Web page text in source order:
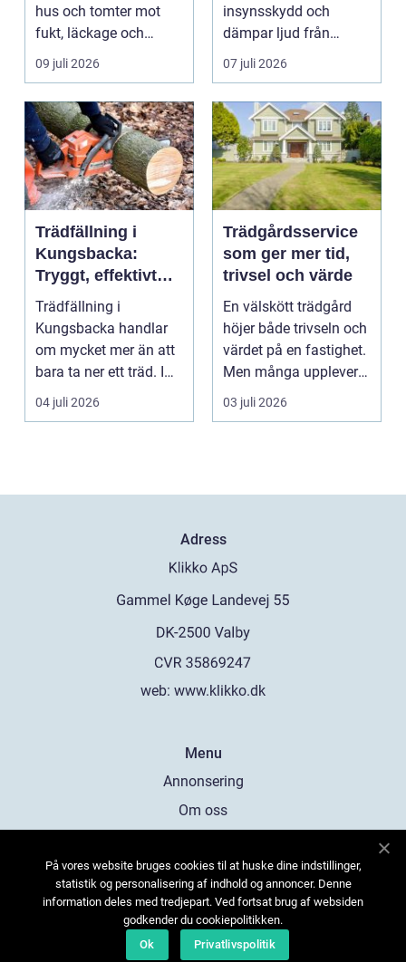
hus och tomter mot
fukt, läckage och
l&arin...
09 juli 2026
insynsskydd och
dämpar ljud från
vägen. Samtidigt kan
häck...
07 juli 2026
Trädfällning i
Kungsbacka:
Tryggt, effektivt
och med omtanke
om hela tomten
Trädfällning i
Kungsbacka handlar
om mycket mer än att
bara ta ner ett träd. I
e...
04 juli 2026
Trädgårdsservice
som ger mer tid,
trivsel och värde
En välskött trädgård
höjer både trivseln och
värdet på en fastighet.
Men många upplever
att tiden, o...
03 juli 2026
Adress
web: www.klikko.dk
Menu
Annonsering
Om oss
Kontakta oss
Sitemap
På vores website bruges cookies til at huske dine indstillinger,
statistik og personalisering af indhold og annoncer. Denne
information deles med tredjepart. Ved fortsat brug af websiden
godkender du cookiepolitikken.
Ok
Privatlivspolitik